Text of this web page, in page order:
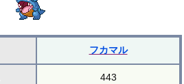
フカマル
443